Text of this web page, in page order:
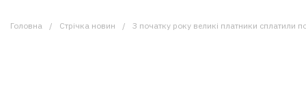
Головна Стрічка новин З початку року великі платники сплатили